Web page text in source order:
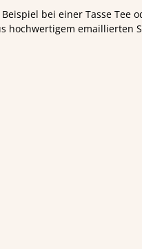
bei einer Tasse Tee
hochwertigem